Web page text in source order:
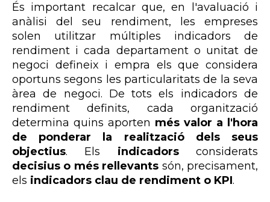
És important recalcar que, en l'avaluació i
anàlisi del seu rendiment, les empreses
solen utilitzar múltiples indicadors de
rendiment i cada departament o unitat de
negoci defineix i empra els que considera
oportuns segons les particularitats de la seva
àrea de negoci. De tots els indicadors de
rendiment definits, cada organització
determina quins aporten més valor a l'hora
de ponderar la realització dels seus
objectius. Els indicadorsconsiderats
decisius o més rellevants són, precisament,
els indicadors clau de rendiment o KPI.